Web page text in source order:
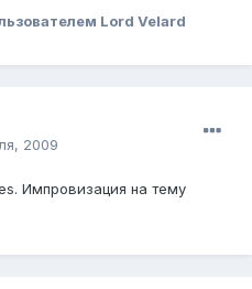
Lord Velard
2009
Импровизация на тему